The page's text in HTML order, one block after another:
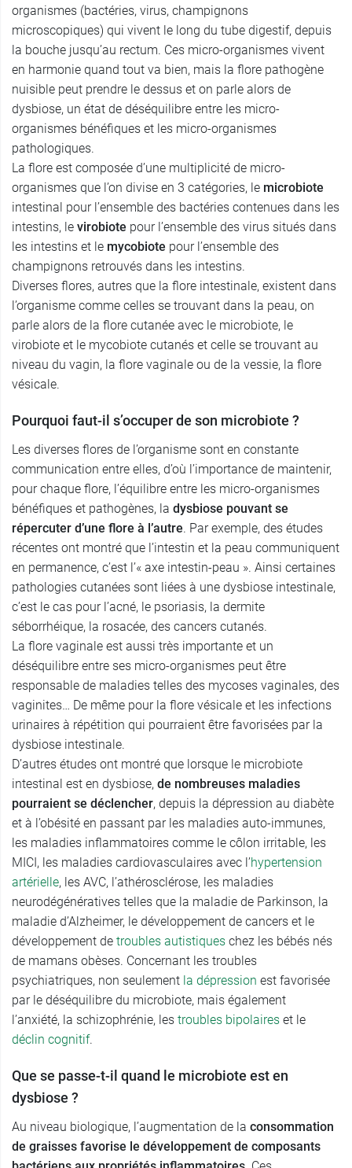
organismes (bactéries, virus, champignons
microscopiques) qui vivent le long du tube digestif, depuis
la bouche jusqu’au rectum. Ces micro-organismes vivent
en harmonie quand tout va bien, mais la flore pathogène
nuisible peut prendre le dessus et on parle alors de
dysbiose, un état de déséquilibre entre les micro-
organismes bénéfiques et les micro-organismes
pathologiques.
La flore est composée d’une multiplicité de micro-
organismes que l’on divise en 3 catégories, le microbiote
intestinal pour l’ensemble des bactéries contenues dans les
intestins, le virobiote pour l’ensemble des virus situés dans
les intestins et le mycobiote pour l’ensemble des
champignons retrouvés dans les intestins.
Diverses flores, autres que la flore intestinale, existent dans
l’organisme comme celles se trouvant dans la peau, on
parle alors de la flore cutanée avec le microbiote, le
virobiote et le mycobiote cutanés et celle se trouvant au
niveau du vagin, la flore vaginale ou de la vessie, la flore
vésicale.
Pourquoi faut-il s’occuper de son microbiote ?
Les diverses flores de l’organisme sont en constante
communication entre elles, d’où l’importance de maintenir,
pour chaque flore, l’équilibre entre les micro-organismes
bénéfiques et pathogènes, la dysbiose pouvant se
répercuter d’une flore à l’autre. Par exemple, des études
récentes ont montré que l’intestin et la peau communiquent
en permanence, c’est l’« axe intestin-peau ». Ainsi certaines
pathologies cutanées sont liées à une dysbiose intestinale,
c’est le cas pour l’acné, le psoriasis, la dermite
séborrhéique, la rosacée, des cancers cutanés.
La flore vaginale est aussi très importante et un
déséquilibre entre ses micro-organismes peut être
responsable de maladies telles des mycoses vaginales, des
vaginites… De même pour la flore vésicale et les infections
urinaires à répétition qui pourraient être favorisées par la
dysbiose intestinale.
D’autres études ont montré que lorsque le microbiote
intestinal est en dysbiose, de nombreuses maladies
pourraient se déclencher, depuis la dépression au diabète
et à l’obésité en passant par les maladies auto-immunes,
les maladies inflammatoires comme le côlon irritable, les
MICI, les maladies cardiovasculaires avec l’hypertension
artérielle, les AVC, l’athérosclérose, les maladies
neurodégénératives telles que la maladie de Parkinson, la
maladie d’Alzheimer, le développement de cancers et le
développement de troubles autistiques chez les bébés nés
de mamans obèses. Concernant les troubles
psychiatriques, non seulement la dépression est favorisée
par le déséquilibre du microbiote, mais également
l’anxiété, la schizophrénie, les troubles bipolaires et le
déclin cognitif.
Que se passe-t-il quand le microbiote est en
dysbiose ?
Au niveau biologique, l’augmentation de la consommation
de graisses favorise le développement de composants